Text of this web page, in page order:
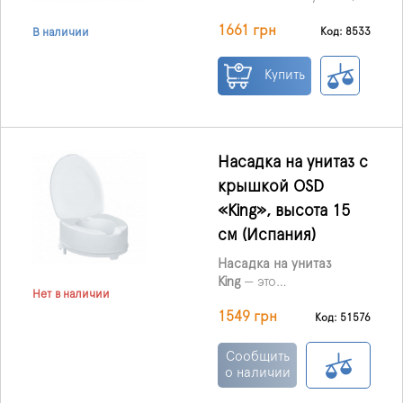
В наличии
используется для того,
унитаза.
1661 грн Код: 8533
Купить
Нет в наличии
Насадка на унитаз с
крышкой OSD
«King», высота 15
см (Испания)
Насадка на унитаз
King— это
удобный аксессуар,
комфорт при
использовании
санитарного
1549 грн Код: 51576
Сообщить
о наличии